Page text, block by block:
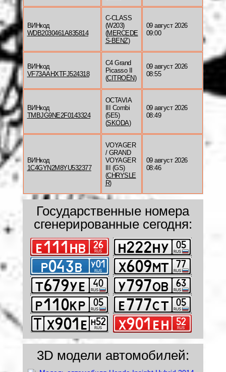
ВИНкод
WDB2030461A835814
C-CLASS
(W203)
(MERCEDE
S-BENZ)
09 август 2026
09:00
ВИНкод
VF73AAHXTFJ524318
C4 Grand
Picasso II
(CITROËN)
09 август 2026
08:55
ВИНкод
TMBJG9NE2F0143324
OCTAVIA
III Combi
(5E5)
(SKODA)
09 август 2026
08:49
ВИНкод
1C4GYN2M8YU532377
VOYAGER
/ GRAND
VOYAGER
III (GS)
(CHRYSLE
R)
09 август 2026
08:46
Государственные номера
сгенерированные сегодня:
3D модели автомобилей: